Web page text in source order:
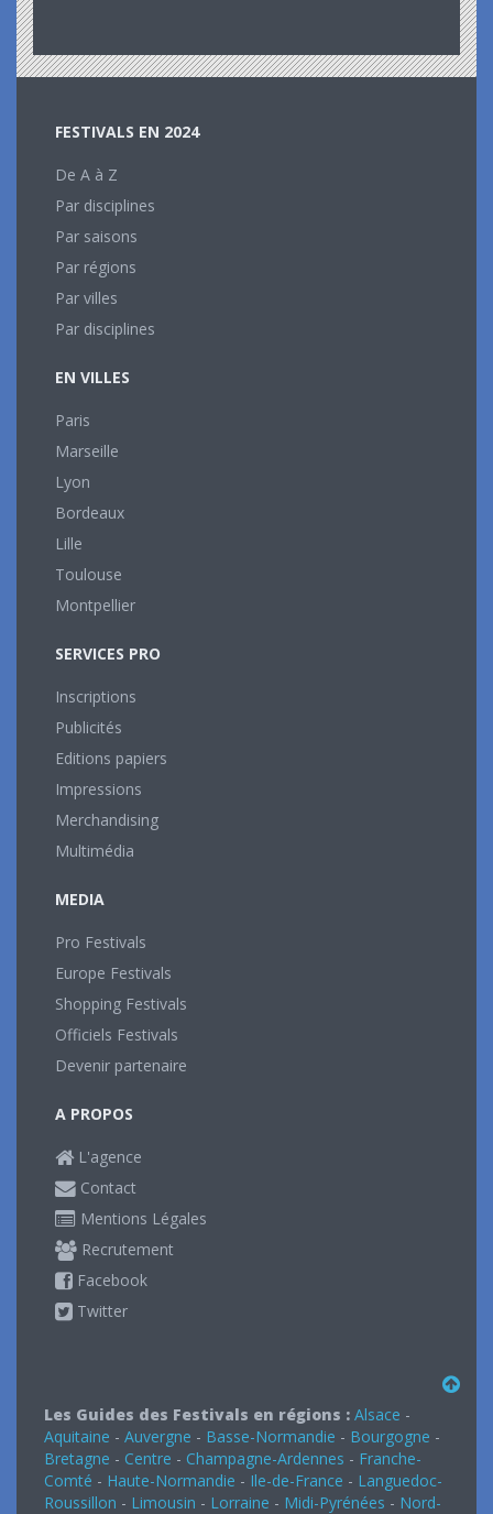
FESTIVALS EN 2024
De A à Z
Par disciplines
Par saisons
Par régions
Par villes
Par disciplines
EN VILLES
Paris
Marseille
Lyon
Bordeaux
Lille
Toulouse
Montpellier
SERVICES PRO
Inscriptions
Publicités
Editions papiers
Impressions
Merchandising
Multimédia
MEDIA
Pro Festivals
Europe Festivals
Shopping Festivals
Officiels Festivals
Devenir partenaire
A PROPOS
L'agence
Contact
Mentions Légales
Recrutement
Facebook
Twitter
Les Guides des Festivals en régions : Alsace -
Aquitaine - Auvergne - Basse-Normandie - Bourgogne -
Bretagne - Centre - Champagne-Ardennes - Franche-
Comté - Haute-Normandie - Ile-de-France - Languedoc-
Roussillon - Limousin - Lorraine - Midi-Pyrénées - Nord-